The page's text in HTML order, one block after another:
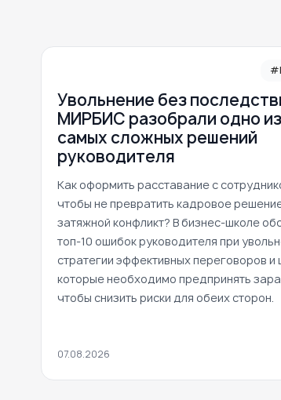
Увольнение без
МИРБИС разобрали одно из
самых сложных решений
руководителя
Как оформить расставание с
чтобы не превратить кадровое
затяжной конфликт? В бизнес-школе
топ-10 ошибок руководителя при
стратегии эффективных переговоров и
которые необходимо предпринять
чтобы снизить риски для обеих сторон.
07.08.2026